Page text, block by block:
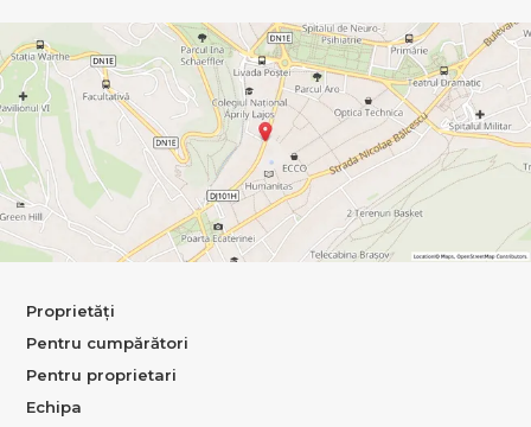
Proprietăți
Pentru cumpărători
Pentru proprietari
Echipa